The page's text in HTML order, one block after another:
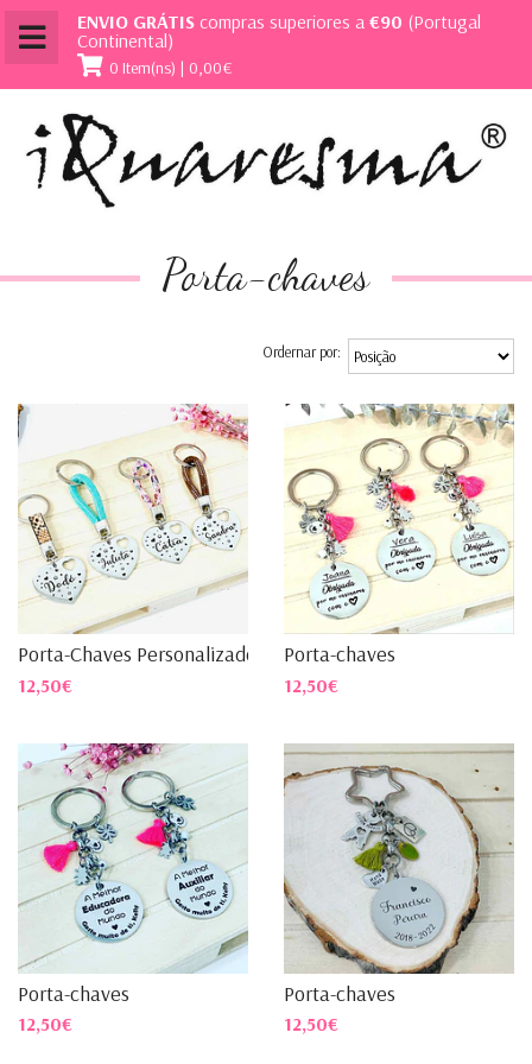
ENVIO GRÁTIS compras superiores a €90 (Portugal
Continental)
0 Item(ns) | 0,00€
Porta-chaves
Ordernar por:
Porta-Chaves Personalizado
12,50€
Porta-chaves
12,50€
Porta-chaves
12,50€
Porta-chaves
12,50€